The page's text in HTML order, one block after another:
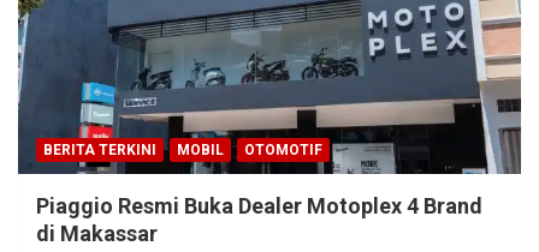
BERITA TERKINI MOBIL OTOMOTIF
Piaggio Resmi Buka Dealer Motoplex 4 Brand
di Makassar